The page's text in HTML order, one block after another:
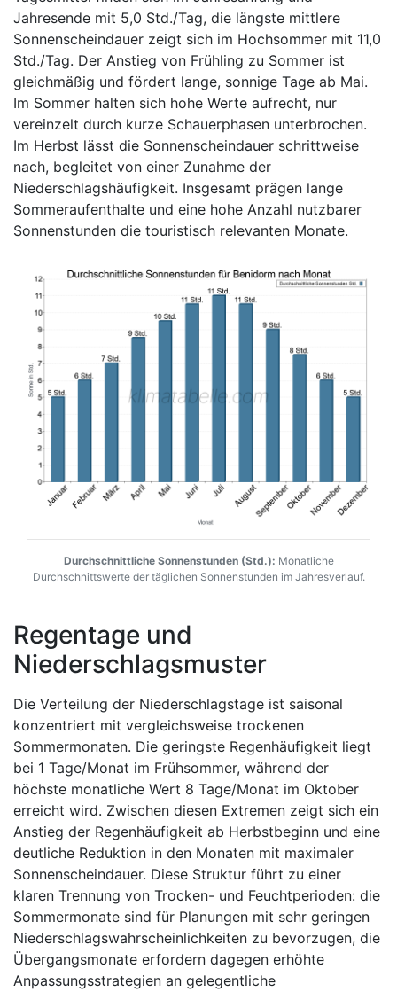
Jahresende mit 5,0 Std./Tag, die längste mittlere
Sonnenscheindauer zeigt sich im Hochsommer mit 11,0
Std./Tag. Der Anstieg von Frühling zu Sommer ist
gleichmäßig und fördert lange, sonnige Tage ab Mai.
Im Sommer halten sich hohe Werte aufrecht, nur
vereinzelt durch kurze Schauerphasen unterbrochen.
Im Herbst lässt die Sonnenscheindauer schrittweise
nach, begleitet von einer Zunahme der
Niederschlagshäufigkeit. Insgesamt prägen lange
Sommeraufenthalte und eine hohe Anzahl nutzbarer
Sonnenstunden die touristisch relevanten Monate.
Durchschnittliche Sonnenstunden (Std.): Monatliche
Durchschnittswerte der täglichen Sonnenstunden im Jahresverlauf.
Regentage und
Niederschlagsmuster
Die Verteilung der Niederschlagstage ist saisonal
konzentriert mit vergleichsweise trockenen
Sommermonaten. Die geringste Regenhäufigkeit liegt
bei 1 Tage/Monat im Frühsommer, während der
höchste monatliche Wert 8 Tage/Monat im Oktober
erreicht wird. Zwischen diesen Extremen zeigt sich ein
Anstieg der Regenhäufigkeit ab Herbstbeginn und eine
deutliche Reduktion in den Monaten mit maximaler
Sonnenscheindauer. Diese Struktur führt zu einer
klaren Trennung von Trocken- und Feuchtperioden: die
Sommermonate sind für Planungen mit sehr geringen
Niederschlagswahrscheinlichkeiten zu bevorzugen, die
Übergangsmonate erfordern dagegen erhöhte
Anpassungsstrategien an gelegentliche